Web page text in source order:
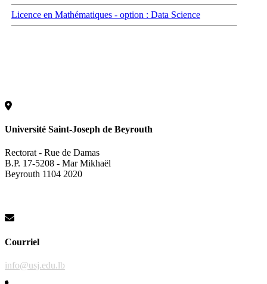
Licence en Mathématiques - option : Data Science
Université Saint-Joseph de Beyrouth
Rectorat - Rue de Damas
B.P. 17-5208 - Mar Mikhaël
Beyrouth 1104 2020
Courriel
info@usj.edu.lb